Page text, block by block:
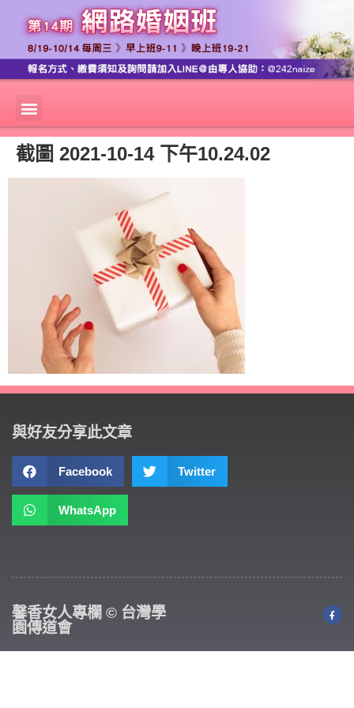
截圖 2021-10-14 下午10.24.02
與好友分享此文章
Facebook Twitter
WhatsApp
馨香女人專欄 © 台灣學
園傳道會